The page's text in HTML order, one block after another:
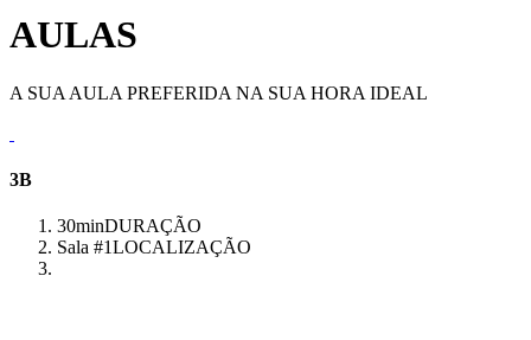
AULAS
A SUA AULA PREFERIDA NA SUA HORA IDEAL
3B
30minDURAÇÃO
Sala #1LOCALIZAÇÃO